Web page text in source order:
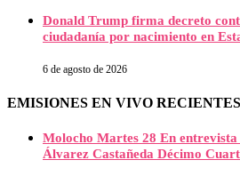
Donald Trump firma decreto
ciudadanía por nacimiento en
6 de agosto de 2026
EMISIONES EN VIVO RECIENTES
Molocho Martes 28 En
Álvarez Castañeda Décimo